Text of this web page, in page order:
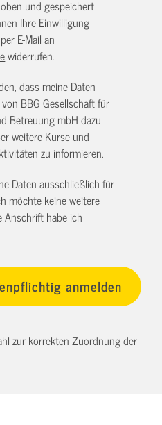
und gespeichert
Ihre Einwilligung
E-Mail an
widerrufen.
dass meine Daten
BBG Gesellschaft für
Betreuung mbH dazu
weitere Kurse und
zu informieren.
Daten ausschließlich für
möchte keine weitere
Anschrift habe ich
zur korrekten Zuordnung der